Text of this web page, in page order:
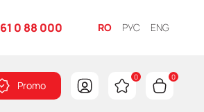
61 0 88 000 RO РУС ENG
Promo
0 0